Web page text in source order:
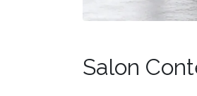
Salon